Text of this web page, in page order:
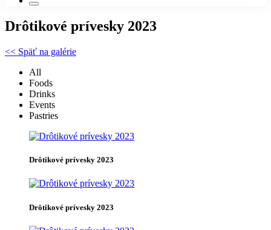
Drôtikové prívesky 2023
<< Späť na galérie
All
Foods
Drinks
Events
Pastries
Drôtikové prívesky 2023
Drôtikové prívesky 2023